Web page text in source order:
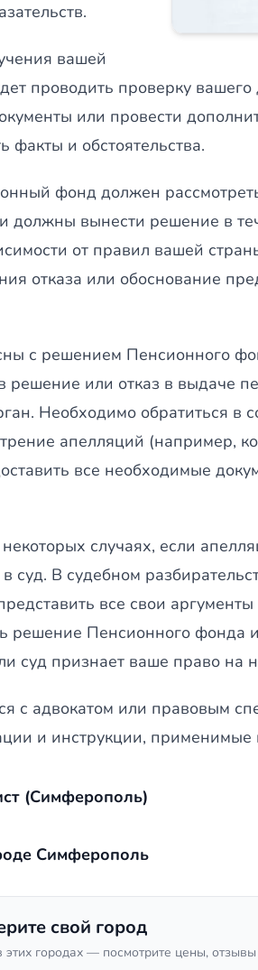
вашей
проводить проверку вашего
или провести
факты и обстоятельства.
фонд должен
должны вынести решение в
от правил вашей
отказа или обоснование
с решением Пенсионного
решение или отказ в выдаче
Необходимо обратиться в
апелляций (например,
все необходимые
случаях, если
суд. В судебном
все свои аргументы
решение Пенсионного фонда и
суд признает ваше право на
с адвокатом или правовым
и инструкции, применимые
(Симферополь)
Симферополь
свой город
этих городах — посмотрите цены,